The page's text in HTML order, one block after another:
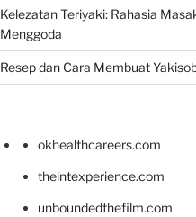
Kelezatan Teriyaki: Rahasia
Menggoda
Resep dan Cara Membuat
okhealthcareers.com
theintexperience.com
unboundedthefilm.com